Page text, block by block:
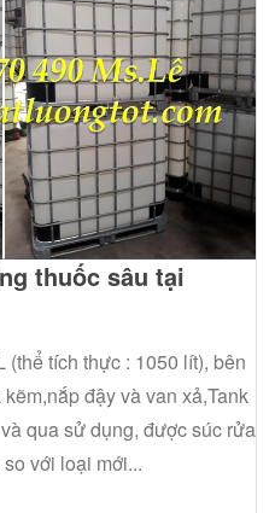
thuốc sâu tại
tích thực : 1050 lít), bên
đậy và van xả,Tank
qua sử dụng, được súc rửa
với loại mới...